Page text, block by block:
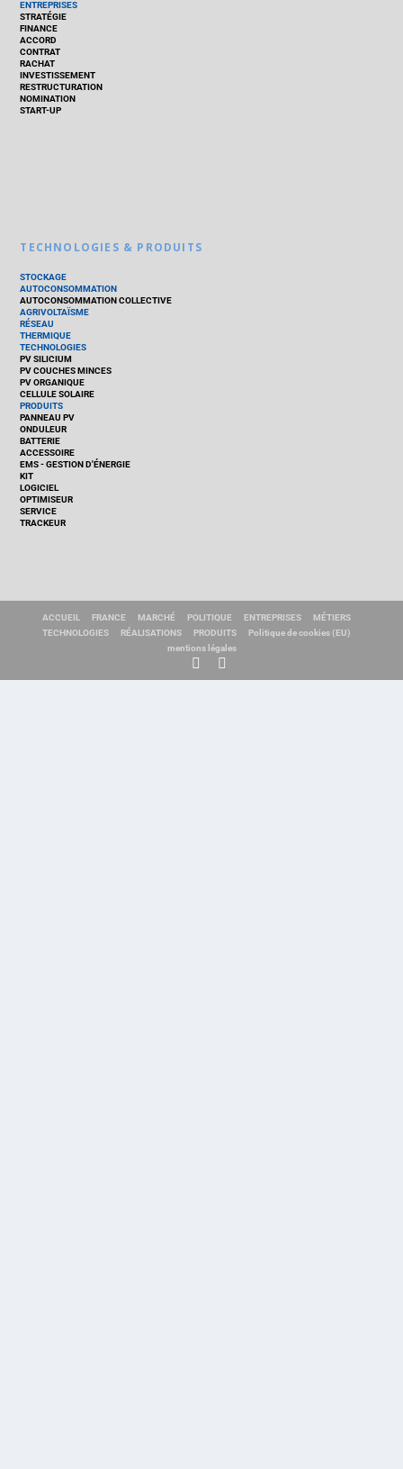
ENTREPRISES
STRATÉGIE
FINANCE
ACCORD
CONTRAT
RACHAT
INVESTISSEMENT
RESTRUCTURATION
NOMINATION
START-UP
TECHNOLOGIES & PRODUITS
STOCKAGE
AUTOCONSOMMATION
AUTOCONSOMMATION COLLECTIVE
AGRIVOLTAÏSME
RÉSEAU
THERMIQUE
TECHNOLOGIES
PV SILICIUM
PV COUCHES MINCES
PV ORGANIQUE
CELLULE SOLAIRE
PRODUITS
PANNEAU PV
ONDULEUR
BATTERIE
ACCESSOIRE
EMS - GESTION D'ÉNERGIE
KIT
LOGICIEL
OPTIMISEUR
SERVICE
TRACKEUR
ACCUEIL FRANCE MARCHÉ POLITIQUE ENTREPRISES
MÉTIERS
TECHNOLOGIES
RÉALISATIONS PRODUITS
Politique de cookies (EU)
mentions légales